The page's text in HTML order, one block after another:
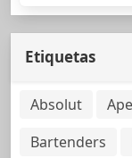
Etiquetas
Absolut
Bartenders